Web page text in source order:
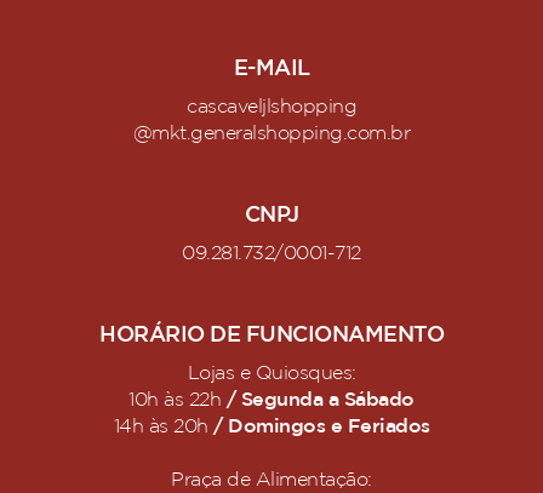
E-MAIL
cascaveljlshopping
@mkt.generalshopping.com.br
CNPJ
09.281.732/0001-712
HORÁRIO DE FUNCIONAMENTO
Lojas e Quiosques:
10h às 22h / Segunda a Sábado
14h às 20h / Domingos e Feriados
Praça de Alimentação: